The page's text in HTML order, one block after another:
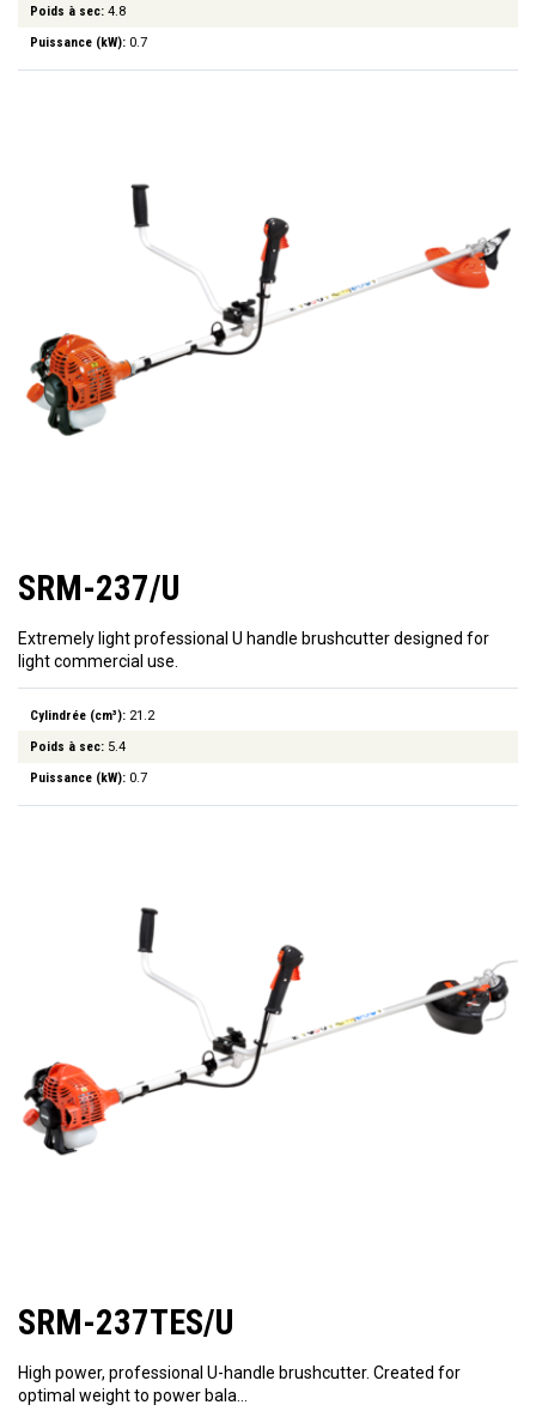
Poids à sec: 4.8
Puissance (kW): 0.7
SRM-237/U
Extremely light professional U handle brushcutter designed for
light commercial use.
Cylindrée (cm³): 21.2
Poids à sec: 5.4
Puissance (kW): 0.7
SRM-237TES/U
High power, professional U-handle brushcutter. Created for
optimal weight to power bala…